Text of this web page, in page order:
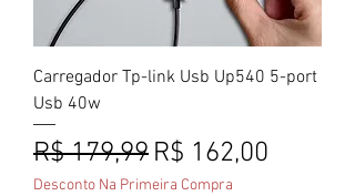
Carregador Tp-link Usb Up540 5-port
Usb 40w
Preço normal
R$ 179,99 Preço
R$ 162,00
Desconto Na Primeira Compra